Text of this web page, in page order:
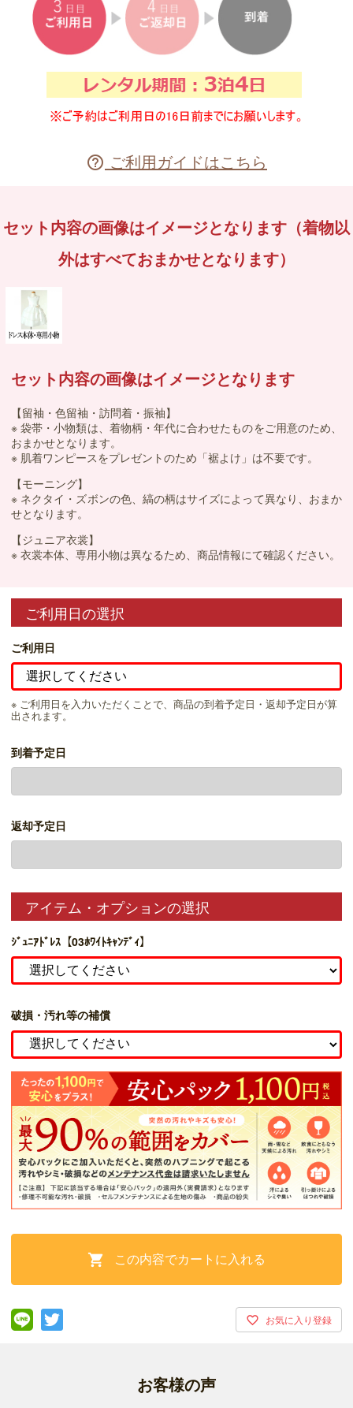
 ご利用ガイドはこちら
セット内容の画像はイメージとなります（着物以
外はすべておまかせとなります）
セット内容の画像はイメージとなります
【留袖・色留袖・訪問着・振袖】
※ 袋帯・小物類は、着物柄・年代に合わせたものをご用意のため、
おまかせとなります。
※ 肌着ワンピースをプレゼントのため「裾よけ」は不要です。
【モーニング】
※ ネクタイ・ズボンの色、縞の柄はサイズによって異なり、おまか
せとなります。
【ジュニア衣裳】
※ 衣裳本体、専用小物は異なるため、商品情報にて確認ください。
ご利用日の選択
ご利用日
※ ご利用日を入力いただくことで、商品の到着予定日・返却予定日が算
出されます。
到着予定日
返却予定日
アイテム・オプションの選択
ｼﾞｭﾆｱﾄﾞﾚｽ【03ﾎﾜｲﾄｷｬﾝﾃﾞｨ】
破損・汚れ等の補償
 この内容でカートに入れる
お客様の声